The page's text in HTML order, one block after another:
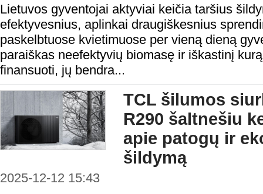
Lietuvos gyventojai aktyviai keičia taršius
efektyvesnius, aplinkai draugiškesnius
paskelbtuose kvietimuose per vieną dieną
paraiškas neefektyvių biomasę ir iškastinį
finansuoti, jų bendra...
TCL šilumos
R290 šaltnešiu
apie patogų ir
šildymą
2025-12-12 15:43